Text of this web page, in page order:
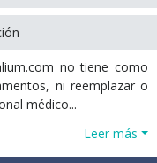
no tiene como
ni reemplazar o
médico...
Leer más